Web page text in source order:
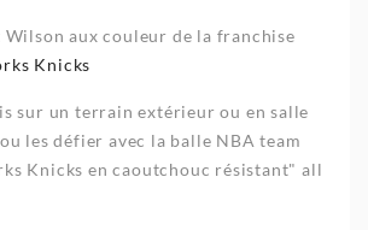
Wilson aux couleur de la franchise
Knicks
sur un terrain extérieur ou en salle
les défier avec la balle NBA team
Knicks en caoutchouc résistant" all